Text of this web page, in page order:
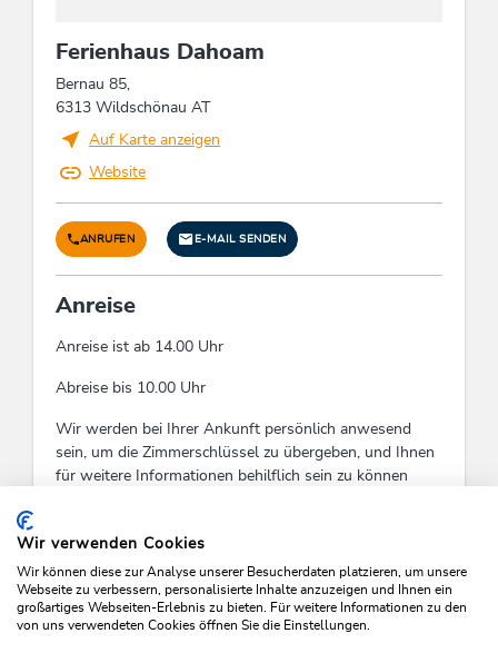
Ferienhaus Dahoam
Bernau 85,
6313 Wildschönau AT
Auf Karte anzeigen
Website
ANRUFEN E-MAIL SENDEN
Anreise
Anreise ist ab 14.00 Uhr
Abreise bis 10.00 Uhr
Wir werden bei Ihrer Ankunft persönlich anwesend
sein, um die Zimmerschlüssel zu übergeben, und Ihnen
für weitere Informationen behilflich sein zu können
Check-Out:
00:00 - 10:00
Wir verwenden Cookies
Wir können diese zur Analyse unserer Besucherdaten platzieren, um unsere
Webseite zu verbessern, personalisierte Inhalte anzuzeigen und Ihnen ein
großartiges Webseiten-Erlebnis zu bieten. Für weitere Informationen zu den
von uns verwendeten Cookies öffnen Sie die Einstellungen.